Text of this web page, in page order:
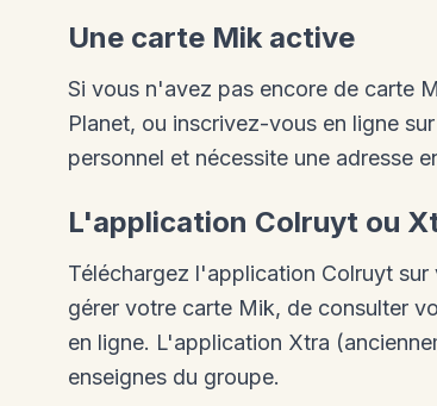
Une carte Mik active
Si vous n'avez pas encore de carte
Planet, ou inscrivez-vous en ligne
personnel et nécessite une adresse
L'application Colruyt ou
Téléchargez l'application Colruyt
gérer votre carte Mik, de consulter
en ligne. L'application Xtra
enseignes du groupe.